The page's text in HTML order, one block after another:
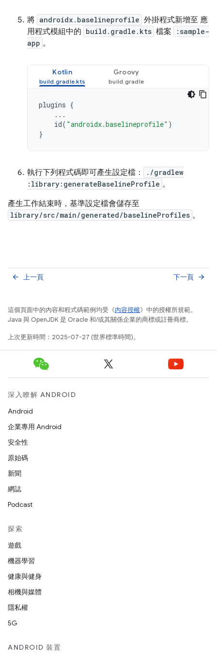
將 androidx.baselineprofile 外掛程式新增至 應
用程式模組中的 build.gradle.kts 檔案
:sample-
app 。
Kotlin Groovy
plugins {
...
id( "androidx.baselineprofile" )
}
執行下列程式碼即可產生設定檔：
./gradlew
:library:generateBaselineProfile 。
產生工作結束時，基準設定檔會儲存至
library/src/main/generated/baselineProfiles 。
上一頁
arrow_back 下一頁 arrow_forward
這個頁面中的內容和程式碼範例均受《內容授權》中的授權所規範。
Java 與 OpenJDK 是 Oracle 和/或其關係企業的商標或註冊商標。
上次更新時間：2025-07-27 (世界標準時間)。
深入瞭解 ANDROID
Android
企業專用 Android
安全性
原始碼
新聞
網誌
Podcast
探索
遊戲
機器學習
健康與健身
相機與媒體
隱私權
5G
ANDROID 裝置